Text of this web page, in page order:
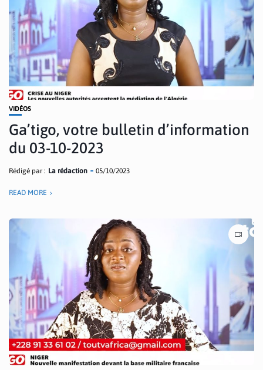
VIDÉOS
Ga’tigo, votre bulletin d’information
du 03-10-2023
Rédigé par : La rédaction 05/10/2023
READ MORE